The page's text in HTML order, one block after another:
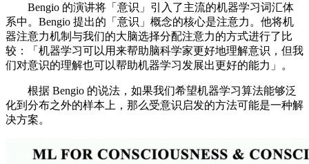
Bengio 的演讲将「意识」引入了主流的机器学习词汇体
系中。Bengio 提出的「意识」概念的核心是注意力。他将机
器注意力机制与我们的大脑选择分配注意力的方式进行了比
较：「机器学习可以用来帮助脑科学家更好地理解意识，但我
们对意识的理解也可以帮助机器学习发展出更好的能力」。
根据 Bengio 的说法，如果我们希望机器学习算法能够泛
化到分布之外的样本上，那么受意识启发的方法可能是一种解
决方案。